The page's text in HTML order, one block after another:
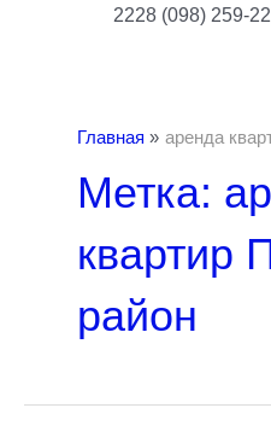
2228 (098) 259-
Главная аренда
Метка:
квартир
район